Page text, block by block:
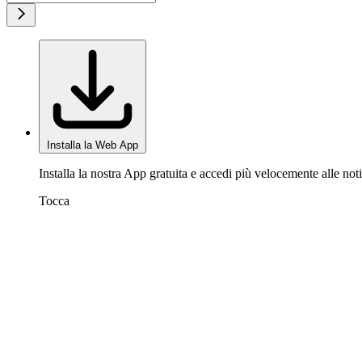
Installa la Web App
Installa la nostra App gratuita e accedi più velocemente alle
Tocca